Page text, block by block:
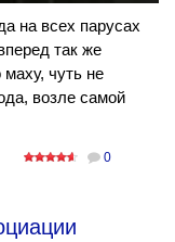
на всех парусах
так же
чуть не
возле самой
0